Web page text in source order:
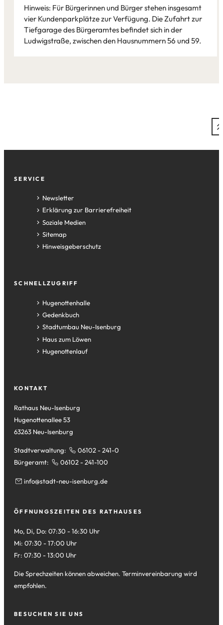
Leaflet|© Bundesamt für Kartographie und Geodäsie2026,Datenquellen
Hinweis: Für Bürgerinnen und Bürger stehen insgesamt
vier Kundenparkplätze zur Verfügung. Die Zufahrt zur
Tiefgarage des Bürgeramtes befindet sich in der
Ludwigstraße, zwischen den Hausnummern 56 und 59.
Fußzeile
SERVICE
Newsletter
Erklärung zur Barrierefreiheit
Soziale Medien
Sitemap
Hinweisgeberschutz
SCHNELLZUGRIFF
Hugenottenhalle
(Öffnet
in
einem
neuen
Tab)
Gedenkbuch
(Öffnet
in
einem
neuen
Stadtumbau Neu-Isenburg
(Öffnet
in
einem
Haus zum Löwen
(Öffnet
in
Tab)
Hugenottenlauf
(Öffnet
neuen
KONTAKT
Rathaus Neu-Isenburg
Hugenottenallee 53
63263 Neu-Isenburg
Stadtverwaltung:
06102 - 241-0
Bürgeramt:
06102 - 241-100
info stadt-neu-isenburg de
ÖFFNUNGSZEITEN DES RATHAUSES
Mo, Di, Do: 07:30 - 16:30 Uhr
Mi: 07:30 - 17:00 Uhr
Fr: 07:30 - 13:00 Uhr
Die Sprechzeiten können abweichen. Terminvereinbarung wird
empfohlen.
BESUCHEN SIE UNS